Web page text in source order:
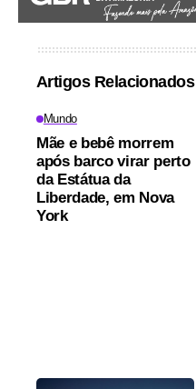
Artigos Relacionados
Mundo
Mãe e bebê morrem
após barco virar perto
da Estátua da
Liberdade, em Nova
York